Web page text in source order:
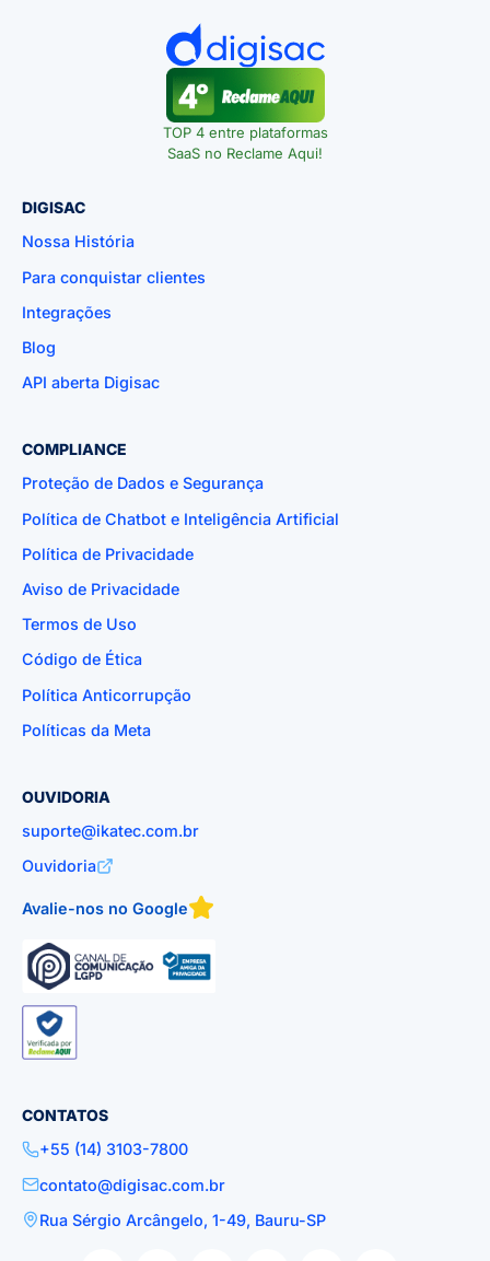
TOP 4 entre plataformas
SaaS no Reclame Aqui!
DIGISAC
Nossa História
Para conquistar clientes
Integrações
Blog
API aberta Digisac
COMPLIANCE
Proteção de Dados e Segurança
Política de Chatbot e Inteligência Artificial
Política de Privacidade
Aviso de Privacidade
Termos de Uso
Código de Ética
Política Anticorrupção
Políticas da Meta
OUVIDORIA
suporte@ikatec.com.br
Ouvidoria
Avalie-nos no Google
CONTATOS
+55 (14) 3103-7800
contato@digisac.com.br
Rua Sérgio Arcângelo, 1-49, Bauru-SP